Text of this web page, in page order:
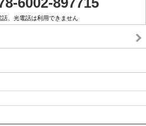
、光電話は利用できません